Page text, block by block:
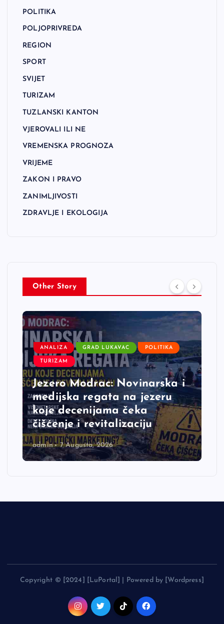
POLITIKA
POLJOPRIVREDA
REGION
SPORT
SVIJET
TURIZAM
TUZLANSKI KANTON
VJEROVALI ILI NE
VREMENSKA PROGNOZA
VRIJEME
ZAKON I PRAVO
ZANIMLJIVOSTI
ZDRAVLJE I EKOLOGIJA
Other Story
ANALIZA GRAD LUKAVAC POLITIKA
TURIZAM
Jezero Modrac: Novinarska i
medijska regata na jezeru
koje decenijama čeka
čišćenje i revitalizaciju
admin 7 Augusta, 2026
Copyright © [2024] [LuPortal] | Powered by [Wordpress]